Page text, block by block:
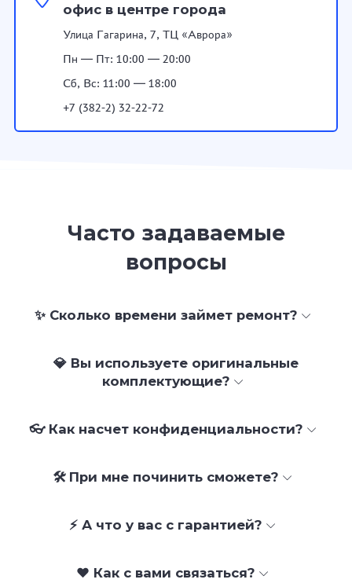
офис в центре города
Улица Гагарина, 7, ТЦ «Аврора»
Пн — Пт: 10:00 — 20:00
Сб, Вс: 11:00 — 18:00
+7 (382-2) 32-22-72
Часто задаваемые
вопросы
✨ Сколько времени займет ремонт?
💎 Вы используете оригинальные
комплектующие?
👓 Как насчет конфиденциальности?
🛠 При мне починить сможете?
⚡ А что у вас с гарантией?
❤️ Как с вами связаться?